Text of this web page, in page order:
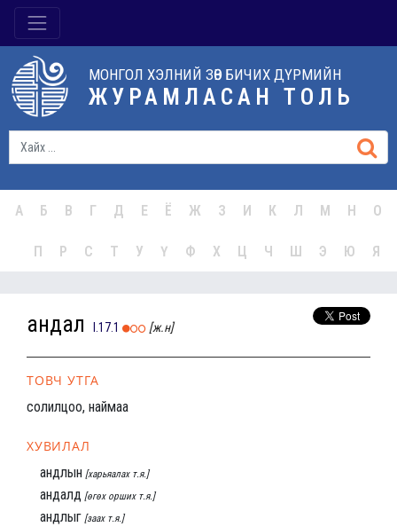
МОНГОЛ ХЭЛНИЙ ЗӨВ БИЧИХ ДҮРМИЙН
ЖУРАМЛАСАН ТОЛЬ
А Б В Г Д Е Ё Ж З И К Л М Н О
П Р С Т У Ү Ф Х Ц Ч Ш Э Ю Я
андал I.17.1 [ж.н]
ТОВЧ УТГА
солилцоо, наймаа
ХУВИЛАЛ
андлын [харьяалах т.я.]
андалд [өгөх орших т.я.]
андлыг [заах т.я.]